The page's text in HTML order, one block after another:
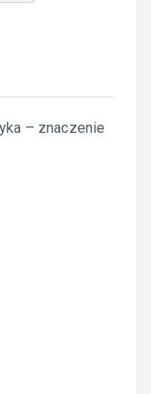
– znaczenie